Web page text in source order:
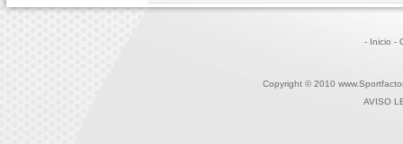
- Inicio -
Copyright © 2010
AVISO